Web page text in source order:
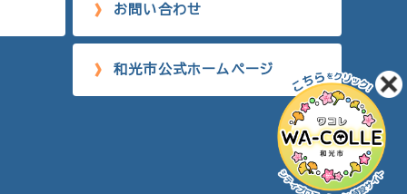
お問い合わせ
和光市公式ホームページ